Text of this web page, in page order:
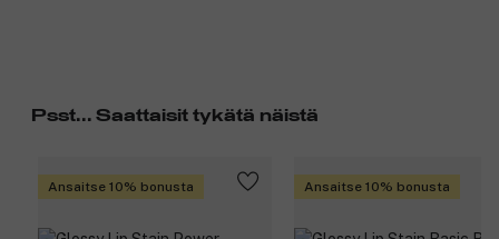
Psst... Saattaisit tykätä näistä
Ansaitse 10% bonusta Ansaitse 10% bonusta